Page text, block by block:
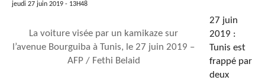
jeudi 27 juin 2019 - 13H48
La voiture visée par un kamikaze sur
l’avenue Bourguiba à Tunis, le 27 juin 2019 –
AFP / Fethi Belaid
27 juin
2019 :
Tunis est
frappé par
deux